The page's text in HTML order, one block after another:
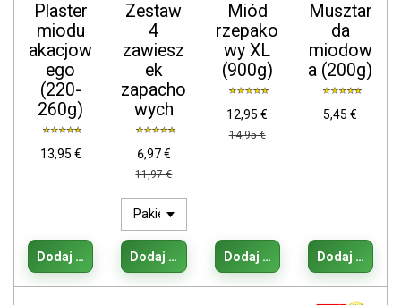
Plaster
miodu
akacjow
ego
(220-
260g)
13,95 €
Dodaj do koszyka
Zestaw
4
zawiesz
ek
zapacho
wych
6,97 €
11,97 €
Dodaj do koszyka
Miód
rzepako
wy XL
(900g)
12,95 €
14,95 €
Dodaj do koszyka
Musztar
da
miodow
a (200g)
5,45 €
Dodaj do